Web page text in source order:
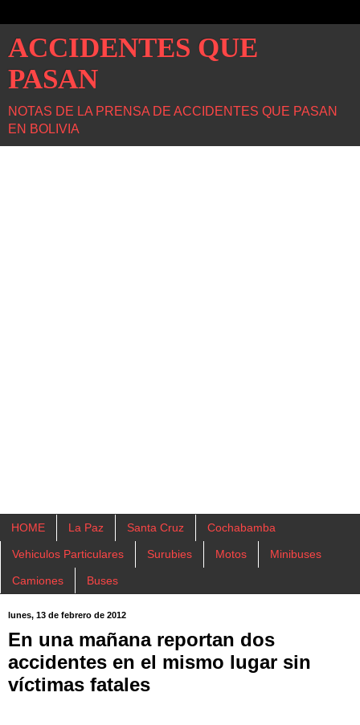
ACCIDENTES QUE
PASAN
NOTAS DE LA PRENSA DE ACCIDENTES QUE PASAN
EN BOLIVIA
HOME La Paz Santa Cruz Cochabamba
Vehiculos Particulares Surubies Motos Minibuses
Camiones Buses
lunes, 13 de febrero de 2012
En una mañana reportan dos
accidentes en el mismo lugar sin
víctimas fatales